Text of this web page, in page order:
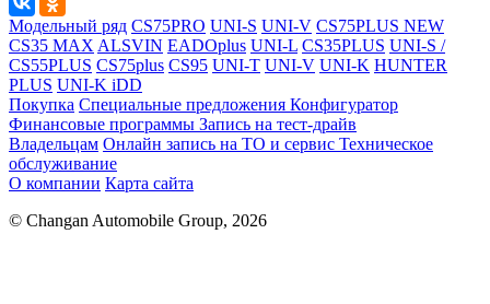
Модельный ряд CS75PRO UNI-S UNI-V CS75PLUS NEW
CS35 MAX ALSVIN EADOplus UNI-L CS35PLUS UNI-S /
CS55PLUS CS75plus CS95 UNI-T UNI-V UNI-K HUNTER
PLUS UNI-K iDD
Покупка Специальные предложения Конфигуратор
Финансовые программы Запись на тест-драйв
Владельцам Онлайн запись на ТО и сервис Техническое
обслуживание
О компании Карта сайта
© Changan Automobile Group, 2026